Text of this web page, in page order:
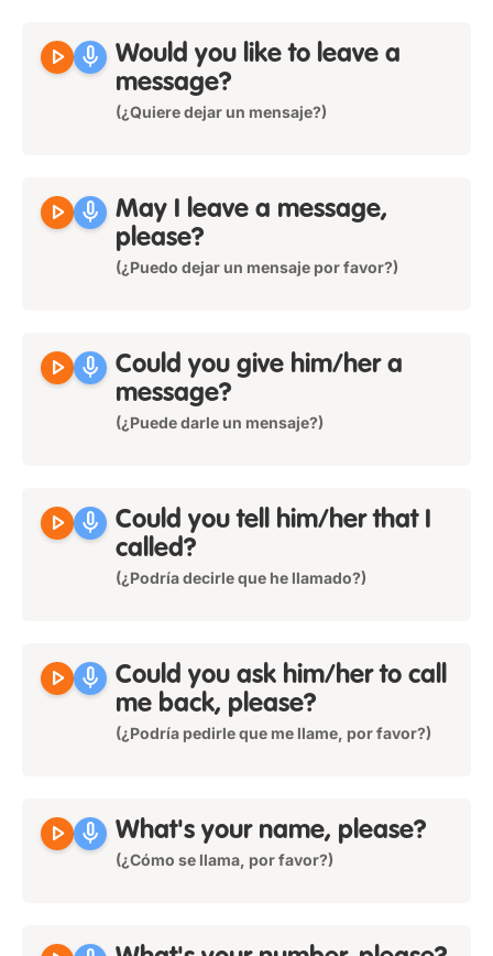
play_arrow mic Would you like to leave a
message?
(¿Quiere dejar un mensaje?)
play_arrow mic May I leave a message,
please?
(¿Puedo dejar un mensaje por favor?)
play_arrow mic Could you give him/her a
message?
(¿Puede darle un mensaje?)
play_arrow mic Could you tell him/her that I
called?
(¿Podría decirle que he llamado?)
play_arrow mic Could you ask him/her to call
me back, please?
(¿Podría pedirle que me llame, por favor?)
play_arrow mic What's your name, please?
(¿Cómo se llama, por favor?)